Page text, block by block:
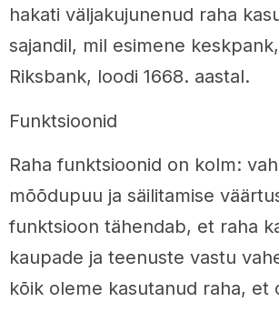
hakati väljakujunenud raha
sajandil, mil esimene
Riksbank, loodi 1668. aastal.
Funktsioonid
Raha funktsioonid on kolm:
mõõdupuu ja säilitamise
funktsioon tähendab, et raha
kaupade ja teenuste vastu
kõik oleme kasutanud raha, et